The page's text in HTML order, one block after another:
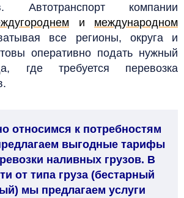
Автотранспорт компании
и международном
все регионы, округа и
оперативно подать нужный
где требуется перевозка
относимся к потребностям
выгодные тарифы
наливных грузов. В
от типа груза (бестарный
мы предлагаем услуги